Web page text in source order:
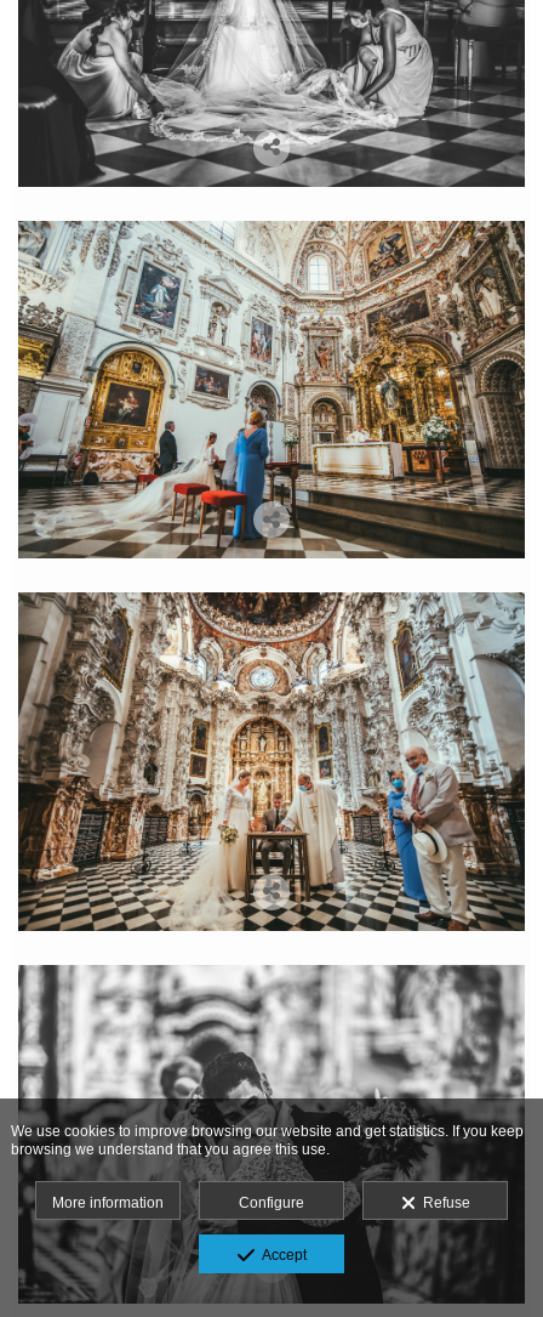
We use cookies to improve browsing our website and get statistics. If you keep
browsing we understand that you agree this use.
More information Configure Refuse
Accept